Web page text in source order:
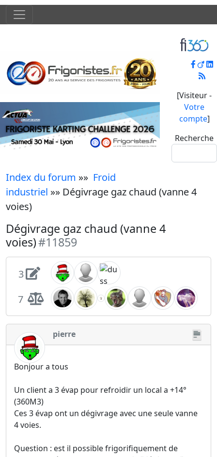
[Visiteur -
Votre
compte]
Recherche
Index du forum »» Froid
industriel »» Dégivrage gaz chaud (vanne 4
voies)
Dégivrage gaz chaud (vanne 4
voies)#11859
3
7
pierre
Bonjour a tous
Un client a 3 évap pour refroidir un local a +14°
(360M3)
Ces 3 évap ont un dégivrage avec une seule vanne
4 voies.
Question : est il possible frigorifiquement de